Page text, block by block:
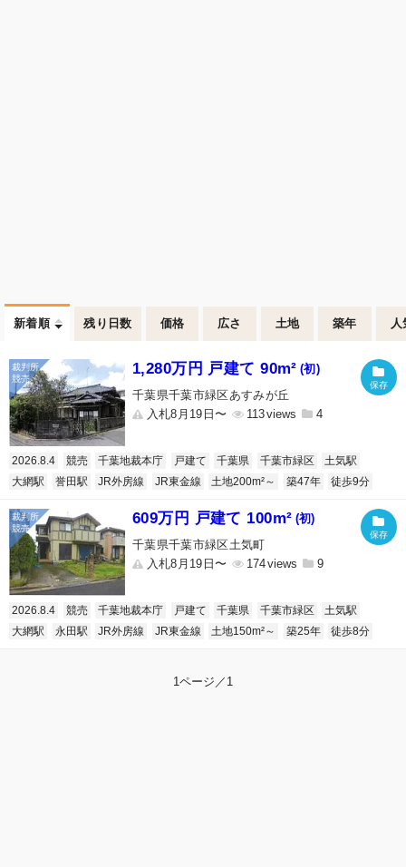
新着順 残り日数 価格 広さ 土地 築年 人
1,280万円 戸建て 90m² (初)
千葉県千葉市緑区あすみが丘
入札8月19日〜
113 4
2026.8.4 競売 千葉地裁本庁 戸建て 千葉県 千葉市緑区
土気駅
大網駅
誉田駅 JR外房線 JR東金線 土地200m²～ 築47年 徒歩9分
609万円 戸建て 100m² (初)
千葉県千葉市緑区土気町
入札8月19日〜
174 9
2026.8.4 競売 千葉地裁本庁 戸建て 千葉県 千葉市緑区
土気駅
大網駅
永田駅 JR外房線 JR東金線 土地150m²～ 築25年 徒歩8分
1ページ／1